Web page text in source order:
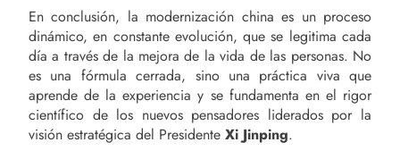
En conclusión, la modernización china es un proceso
dinámico, en constante evolución, que se legitima cada
día a través de la mejora de la vida de las personas. No
es una fórmula cerrada, sino una práctica viva que
aprende de la experiencia y se fundamenta en el rigor
científico de los nuevos pensadores liderados por la
visión estratégica del Presidente Xi Jinping.